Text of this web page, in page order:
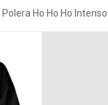
Polera Ho Ho Ho Intenso